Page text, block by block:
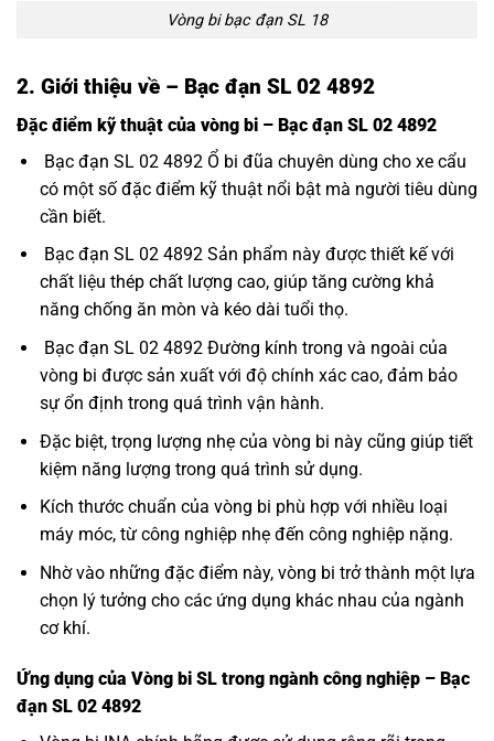
Vòng bi bạc đạn SL 18
2. Giới thiệu về – Bạc đạn SL 02 4892
Đặc điểm kỹ thuật của vòng bi – Bạc đạn SL 02 4892
Bạc đạn SL 02 4892 Ổ bi đũa chuyên dùng cho xe cẩu
có một số đặc điểm kỹ thuật nổi bật mà người tiêu dùng
cần biết.
Bạc đạn SL 02 4892 Sản phẩm này được thiết kế với
chất liệu thép chất lượng cao, giúp tăng cường khả
năng chống ăn mòn và kéo dài tuổi thọ.
Bạc đạn SL 02 4892 Đường kính trong và ngoài của
vòng bi được sản xuất với độ chính xác cao, đảm bảo
sự ổn định trong quá trình vận hành.
Đặc biệt, trọng lượng nhẹ của vòng bi này cũng giúp tiết
kiệm năng lượng trong quá trình sử dụng.
Kích thước chuẩn của vòng bi phù hợp với nhiều loại
máy móc, từ công nghiệp nhẹ đến công nghiệp nặng.
Nhờ vào những đặc điểm này, vòng bi trở thành một lựa
chọn lý tưởng cho các ứng dụng khác nhau của ngành
cơ khí.
Ứng dụng của Vòng bi SL trong ngành công nghiệp – Bạc
đạn SL 02 4892